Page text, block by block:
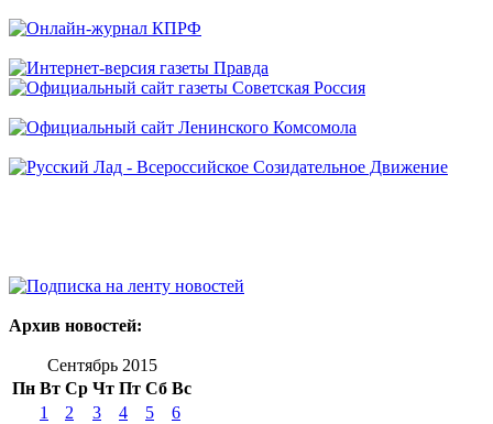
Архив новостей:
Сентябрь 2015
Пн Вт Ср Чт Пт Сб Вс
1
2 3 4 5
6